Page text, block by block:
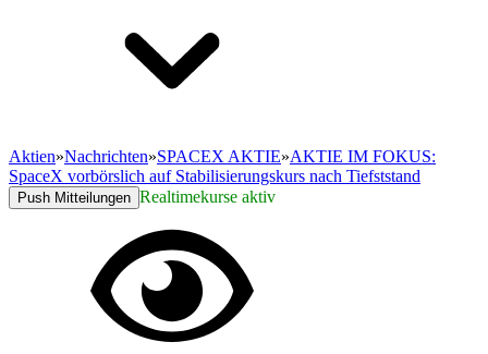
Aktien»Nachrichten»SPACEX AKTIE»AKTIE IM FOKUS:
SpaceX vorbörslich auf Stabilisierungskurs nach Tiefststand
Push Mitteilungen Realtimekurse aktiv